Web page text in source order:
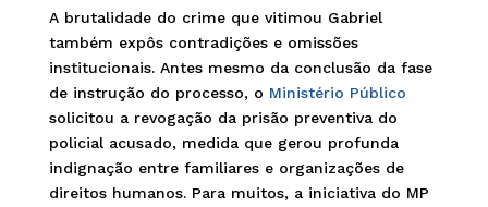
A brutalidade do crime que vitimou Gabriel
também expôs contradições e omissões
institucionais. Antes mesmo da conclusão da fase
de instrução do processo, o Ministério Público
solicitou a revogação da prisão preventiva do
policial acusado, medida que gerou profunda
indignação entre familiares e organizações de
direitos humanos. Para muitos, a iniciativa do MP